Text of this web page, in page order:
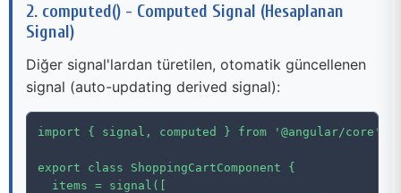
2. computed() - Computed Signal (Hesaplanan
Signal)
Diğer signal'lardan türetilen, otomatik güncellenen
signal (auto-updating derived signal):
import { signal, computed } from '@angular/core';
export class ShoppingCartComponent {
  items = signal([